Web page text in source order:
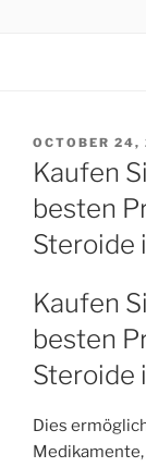
OCTOBER 24,
Kaufen
besten
Steroide
Kaufen
besten
Steroide
Dies